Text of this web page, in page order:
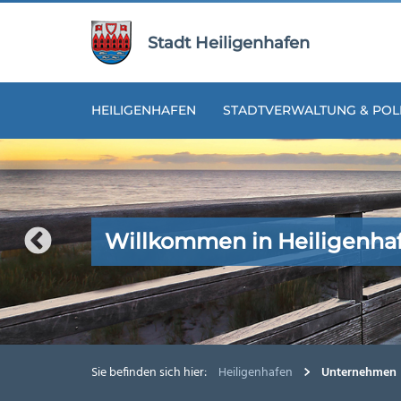
Stadt Heiligenhafen
HEILIGENHAFEN STADTVERWALTUNG &
Willkommen in
Willkommen in
Willkommen in
Willkommen in
Willkommen in
Sie befinden sich hier: Heiligenhafen Unternehmen